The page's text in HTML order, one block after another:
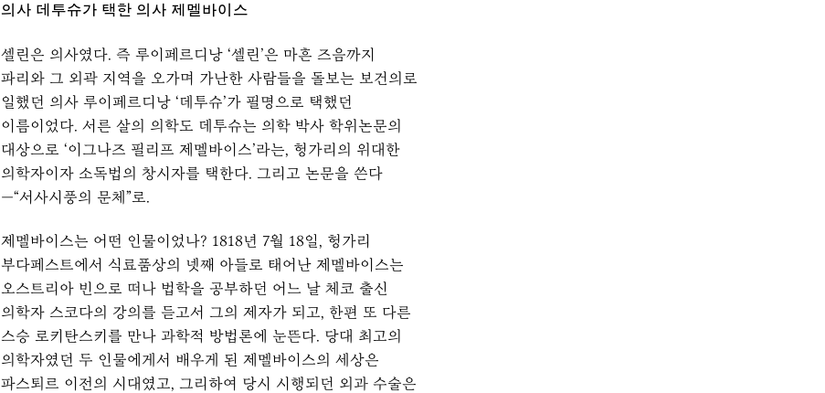
의사 데투슈가 택한 의사 제멜바이스
셀린은 의사였다. 즉 루이페르디낭 ‘셀린’은 마흔 즈음까지
파리와 그 외곽 지역을 오가며 가난한 사람들을 돌보는 보건의로
일했던 의사 루이페르디낭 ‘데투슈’가 필명으로 택했던
이름이었다. 서른 살의 의학도 데투슈는 의학 박사 학위논문의
대상으로 ‘이그나즈 필리프 제멜바이스’라는, 헝가리의 위대한
의학자이자 소독법의 창시자를 택한다. 그리고 논문을 쓴다
—“서사시풍의 문체”로.
제멜바이스는 어떤 인물이었나? 1818년 7월 18일, 헝가리
부다페스트에서 식료품상의 넷째 아들로 태어난 제멜바이스는
오스트리아 빈으로 떠나 법학을 공부하던 어느 날 체코 출신
의학자 스코다의 강의를 듣고서 그의 제자가 되고, 한편 또 다른
스승 로키탄스키를 만나 과학적 방법론에 눈뜬다. 당대 최고의
의학자였던 두 인물에게서 배우게 된 제멜바이스의 세상은
파스퇴르 이전의 시대였고, 그리하여 당시 시행되던 외과 수술은